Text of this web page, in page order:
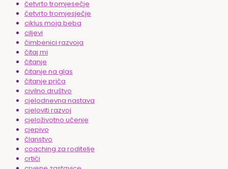
četvrto tromjesečje
četvrto tromjesječje
ciklus moja beba
ciljevi
čimbenici razvoja
čitaj mi
čitanje
čitanje na glas
čitanje priča
civilno društvo
cjelodnevna nastava
cjeloviti razvoj
cjeloživotno učenje
cjepivo
članstvo
coaching za roditelje
crtići